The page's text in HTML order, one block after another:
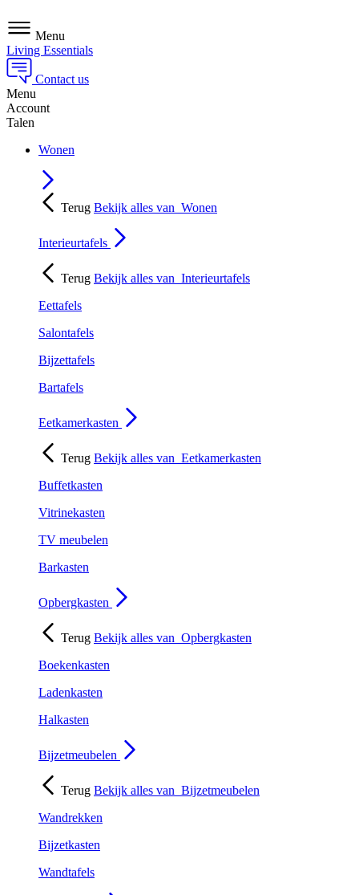
Menu
Living Essentials
Contact us
Menu
Account
Talen
Wonen
Terug Bekijk alles van Wonen
Interieurtafels
Terug Bekijk alles van Interieurtafels
Eettafels
Salontafels
Bijzettafels
Bartafels
Eetkamerkasten
Terug Bekijk alles van Eetkamerkasten
Buffetkasten
Vitrinekasten
TV meubelen
Barkasten
Opbergkasten
Terug Bekijk alles van Opbergkasten
Boekenkasten
Ladenkasten
Halkasten
Bijzetmeubelen
Terug Bekijk alles van Bijzetmeubelen
Wandrekken
Bijzetkasten
Wandtafels